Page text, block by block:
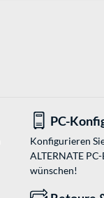
PC-
Konfigurieren
ALTERNATE
wünschen!